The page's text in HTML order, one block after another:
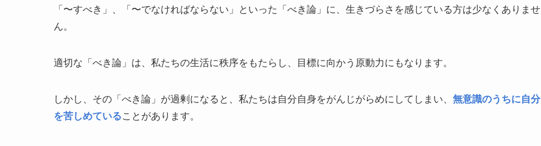
「〜すべき」、「〜でなければならない」といった「べき論」に、生きづらさを感じている方は少なくありませ
ん。
適切な「べき論」は、私たちの生活に秩序をもたらし、目標に向かう原動力にもなります。
しかし、その「べき論」が過剰になると、私たちは自分自身をがんじがらめにしてしまい、 無意識のうちに自分
を苦しめていることがあります。